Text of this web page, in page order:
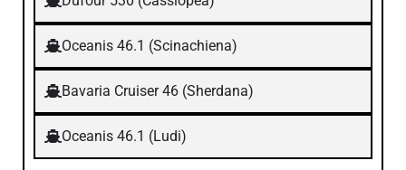
Oceanis 46.1 (Scinachiena)
Bavaria Cruiser 46 (Sherdana)
Oceanis 46.1 (Ludi)